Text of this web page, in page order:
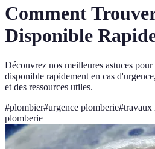
Comment
Disponible
Découvrez nos meilleures astuces
disponible rapidement en cas
et des ressources utiles.
#plombier#urgence plomberie#travaux
plomberie